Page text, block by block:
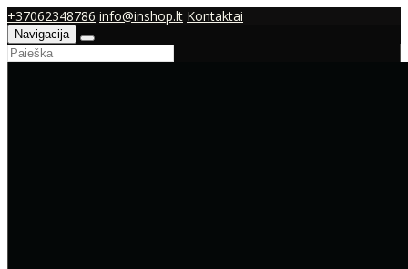
+37062348786 info@inshop.lt Kontaktai
Navigacija